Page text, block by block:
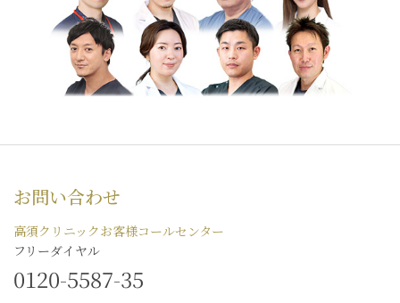
お問い合わせ
高須クリニックお客様コールセンター
フリーダイヤル
0120-5587-35